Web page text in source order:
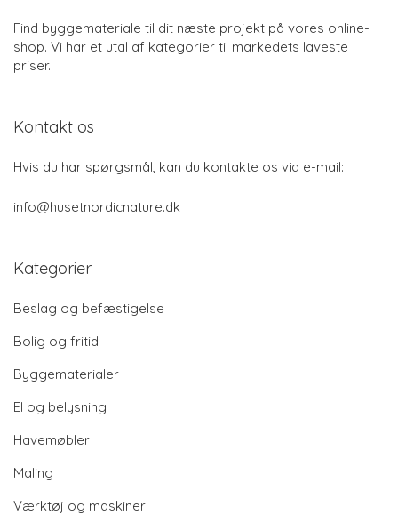
Find byggemateriale til dit næste projekt på vores online-
shop. Vi har et utal af kategorier til markedets laveste
priser.
Kontakt os
Hvis du har spørgsmål, kan du kontakte os via e-mail:
info@husetnordicnature.dk
Kategorier
Beslag og befæstigelse
Bolig og fritid
Byggematerialer
El og belysning
Havemøbler
Maling
Værktøj og maskiner